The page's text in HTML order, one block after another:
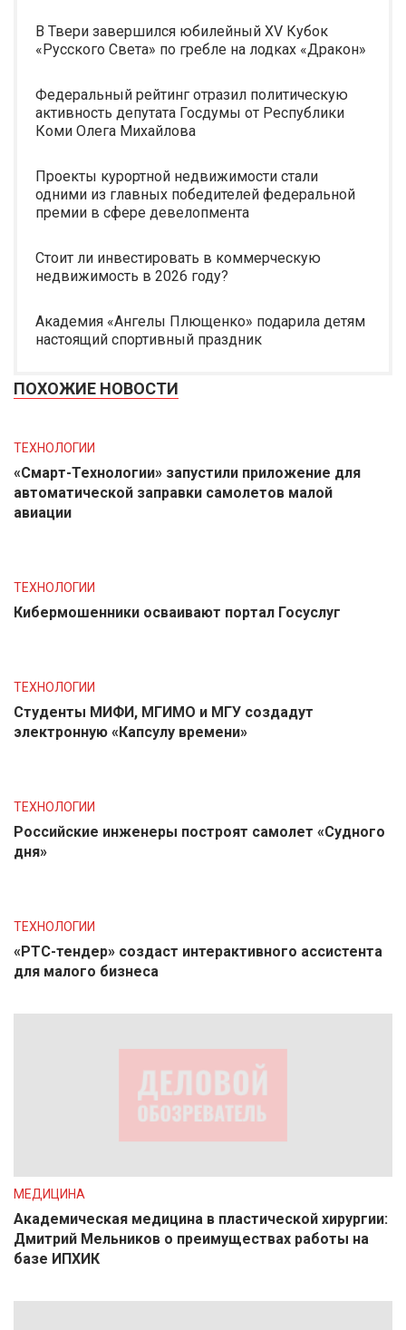
В Твери завершился юбилейный XV Кубок
«Русского Света» по гребле на лодках «Дракон»
Федеральный рейтинг отразил политическую
активность депутата Госдумы от Республики
Коми Олега Михайлова
Проекты курортной недвижимости стали
одними из главных победителей федеральной
премии в сфере девелопмента
Стоит ли инвестировать в коммерческую
недвижимость в 2026 году?
Академия «Ангелы Плющенко» подарила детям
настоящий спортивный праздник
ПОХОЖИЕ НОВОСТИ
ТЕХНОЛОГИИ
«Смарт-Технологии» запустили приложение для
автоматической заправки самолетов малой
авиации
ТЕХНОЛОГИИ
Кибермошенники осваивают портал Госуслуг
ТЕХНОЛОГИИ
Студенты МИФИ, МГИМО и МГУ создадут
электронную «Капсулу времени»
ТЕХНОЛОГИИ
Российские инженеры построят самолет «Судного
дня»
ТЕХНОЛОГИИ
«РТС-тендер» создаст интерактивного ассистента
для малого бизнеса
МЕДИЦИНА
Академическая медицина в пластической хирургии:
Дмитрий Мельников о преимуществах работы на
базе ИПХИК